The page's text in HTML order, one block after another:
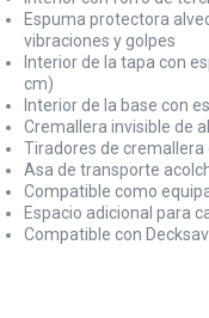
Espuma protectora
vibraciones y golpes
Interior de la tapa con
cm)
Interior de la base con
Cremallera invisible de
Tiradores de cremallera
Asa de transporte
Compatible como
Espacio adicional para
Compatible con